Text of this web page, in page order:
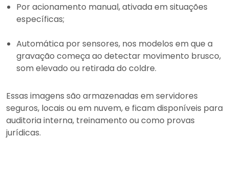
Por acionamento manual, ativada em situações
específicas;
Automática por sensores, nos modelos em que a
gravação começa ao detectar movimento brusco,
som elevado ou retirada do coldre.
Essas imagens são armazenadas em servidores
seguros, locais ou em nuvem, e ficam disponíveis para
auditoria interna, treinamento ou como provas
jurídicas.